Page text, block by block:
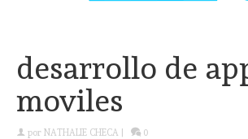
desarrollo de
moviles
por NATHALIE CHECA 0